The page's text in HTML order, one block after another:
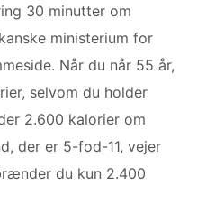
30 minutter om
ministerium for
Når du når 55 år,
selvom du holder
2.600 kalorier om
der er 5-fod-11, vejer
du kun 2.400